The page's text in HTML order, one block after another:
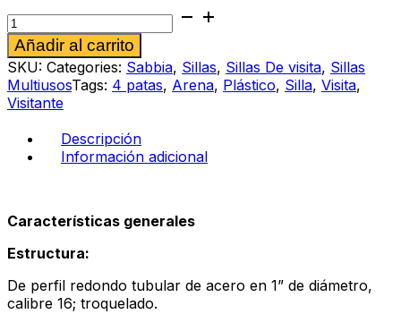
Silla
de
visita
Sabbia
186
arena
cantidad
Añadir al carrito
SKU: Categories: Sabbia, Sillas, Sillas De visita, Sillas
MultiusosTags: 4 patas, Arena, Plástico, Silla, Visita,
Visitante
Descripción
Información adicional
Características generales
Estructura:
De perfil redondo tubular de acero en 1” de diámetro,
calibre 16; troquelado.